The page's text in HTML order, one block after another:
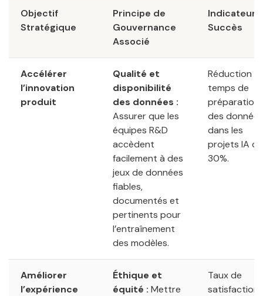
Objectif
Stratégique
Principe de
Gouvernance
Associé
Indicateur
Succès
Accélérer
l’innovation
produit
Qualité et
disponibilité
des données :
Assurer que les
équipes R&D
accèdent
facilement à des
jeux de données
fiables,
documentés et
pertinents pour
l’entraînement
des modèles.
Réduction
temps de
préparation
des données
dans les
projets IA de
30%.
Améliorer
l’expérience
Éthique et
équité : Mettre
Taux de
satisfaction